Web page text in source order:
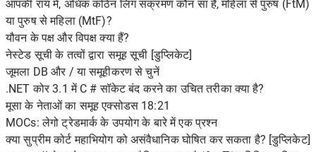
आपकी राय में, अधिक कठिन लिंग संक्रमण कौन सा है, महिला से पुरुष (FtM)
या पुरुष से महिला (MtF)?
यौवन के पक्ष और विपक्ष क्या हैं?
नेस्टेड सूची के तत्वों द्वारा समूह सूची [डुप्लिकेट]
जूमला DB और / या समूहीकरण से चुनें
.NET कोर 3.1 में C # सॉकेट बंद करने का उचित तरीका क्या है?
मूसा के नेताओं का समूह एक्सोडस 18:21
MOCs: लेगो ट्रेडमार्क के उपयोग के बारे में एक प्रश्न
क्या सुप्रीम कोर्ट महाभियोग को असंवैधानिक घोषित कर सकता है? [डुप्लिकेट]
ln D